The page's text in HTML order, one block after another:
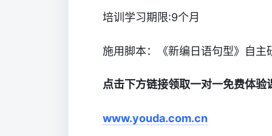
培训学习期限:9个月
施用脚本：《新编日语句型》自主
点击下方链接领取一对一免费体验
www.youda.com.cn